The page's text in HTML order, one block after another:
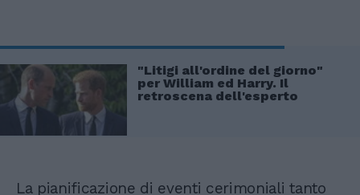
"Litigi all'ordine del giorno"
per William ed Harry. Il
retroscena dell'esperto
La pianificazione di eventi cerimoniali tanto